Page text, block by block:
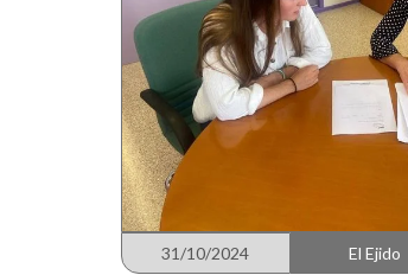
31/10/2024 El Ejido